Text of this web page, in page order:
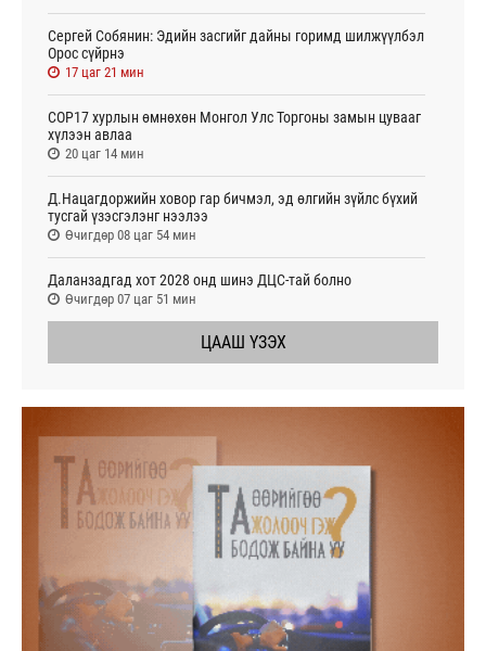
Сергей Собянин: Эдийн засгийг дайны горимд шилжүүлбэл
Орос сүйрнэ
17 цаг 21 мин
COP17 хурлын өмнөхөн Монгол Улс Торгоны замын цувааг
хүлээн авлаа
20 цаг 14 мин
Д.Нацагдоржийн ховор гар бичмэл, эд өлгийн зүйлс бүхий
тусгай үзэсгэлэнг нээлээ
Өчигдөр 08 цаг 54 мин
Даланзадгад хот 2028 онд шинэ ДЦС-тай болно
Өчигдөр 07 цаг 51 мин
ЦААШ ҮЗЭХ